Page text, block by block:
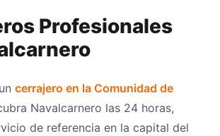
Profesionales
cerrajero en la Comunidad de
Navalcarnero las 24 horas,
de referencia en la capital del